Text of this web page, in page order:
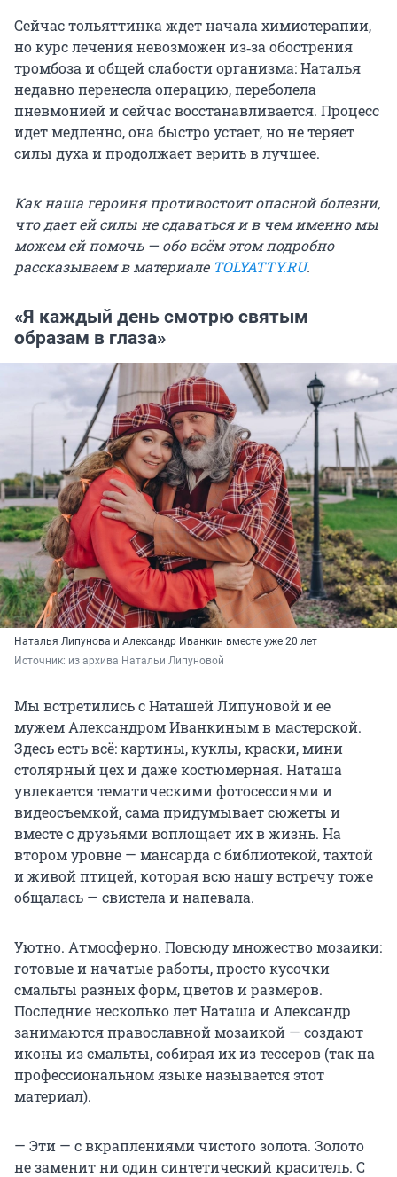
Сейчас тольяттинка ждет начала химиотерапии,
но курс лечения невозможен из‑за обострения
тромбоза и общей слабости организма: Наталья
недавно перенесла операцию, переболела
пневмонией и сейчас восстанавливается. Процесс
идет медленно, она быстро устает, но не теряет
силы духа и продолжает верить в лучшее.
Как наша героиня противостоит опасной болезни,
что дает ей силы не сдаваться и в чем именно мы
можем ей помочь — обо всём этом подробно
рассказываем в материале TOLYATTY.RU.
«Я каждый день смотрю святым
образам в глаза»
Наталья Липунова и Александр Иванкин вместе уже 20 лет
Источник: из архива Натальи Липуновой
Мы встретились с Наташей Липуновой и ее
мужем Александром Иванкиным в мастерской.
Здесь есть всё: картины, куклы, краски, мини
столярный цех и даже костюмерная. Наташа
увлекается тематическими фотосессиями и
видеосъемкой, сама придумывает сюжеты и
вместе с друзьями воплощает их в жизнь. На
втором уровне — мансарда с библиотекой, тахтой
и живой птицей, которая всю нашу встречу тоже
общалась — свистела и напевала.
Уютно. Атмосферно. Повсюду множество мозаики:
готовые и начатые работы, просто кусочки
смальты разных форм, цветов и размеров.
Последние несколько лет Наташа и Александр
занимаются православной мозаикой — создают
иконы из смальты, собирая их из тессеров (так на
профессиональном языке называется этот
материал).
— Эти — с вкраплениями чистого золота. Золото
не заменит ни один синтетический краситель. С